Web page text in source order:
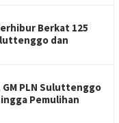
Berkat 125
dan
PLN Suluttenggo
Pemulihan